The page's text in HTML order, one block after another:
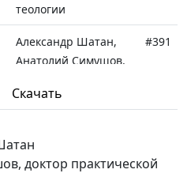
теологии
Александр Шатан,
Анатолий Симушов,
теологии
#391
Виталий Киссер,
священнослужитель
Скачать
доктор практической